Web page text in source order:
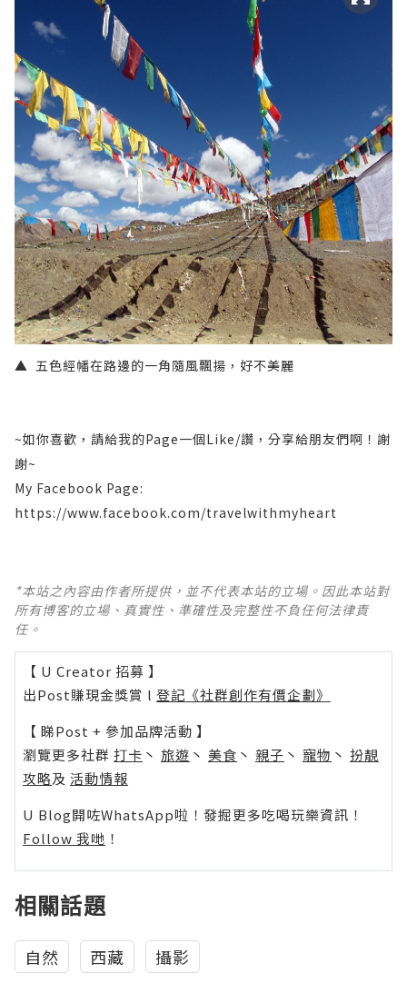
▲ 五色經幡在路邊的一角隨風飄揚，好不美麗
~如你喜歡，請給我的Page一個Like/讚，分享給朋友們啊！謝
謝~
My Facebook Page:
https://www.facebook.com/travelwithmyheart
*本站之內容由作者所提供，並不代表本站的立場。因此本站對
所有博客的立場、真實性、準確性及完整性不負任何法律責
任。
【 U Creator 招募 】
出Post賺現金獎賞 l 登記《社群創作有價企劃》
【 睇Post + 參加品牌活動 】
瀏覽更多社群 打卡 丶 旅遊 丶 美食 丶 親子 丶 寵物 丶 扮靚
攻略及 活動情報
U Blog開咗WhatsApp啦！發掘更多吃喝玩樂資訊！
Follow 我哋 ！
相關話題
自然 西藏 攝影